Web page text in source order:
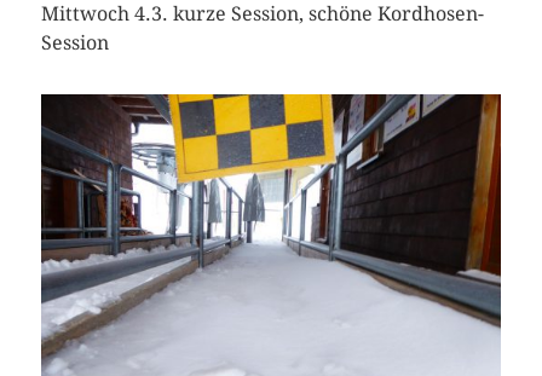
Mittwoch 4.3. kurze Session, schöne Kordhosen-
Session